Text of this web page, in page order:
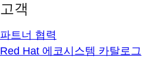
고객
파트너 협력
Red Hat 에코시스템 카탈로그